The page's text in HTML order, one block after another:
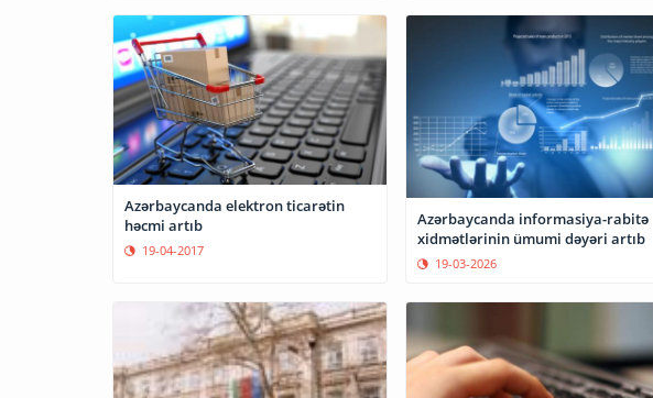
Azərbaycanda elektron ticarətin
həcmi artıb
19-04-2017
Azərbaycanda informasiya-rabitə
xidmətlərinin ümumi dəyəri artıb
19-03-2026